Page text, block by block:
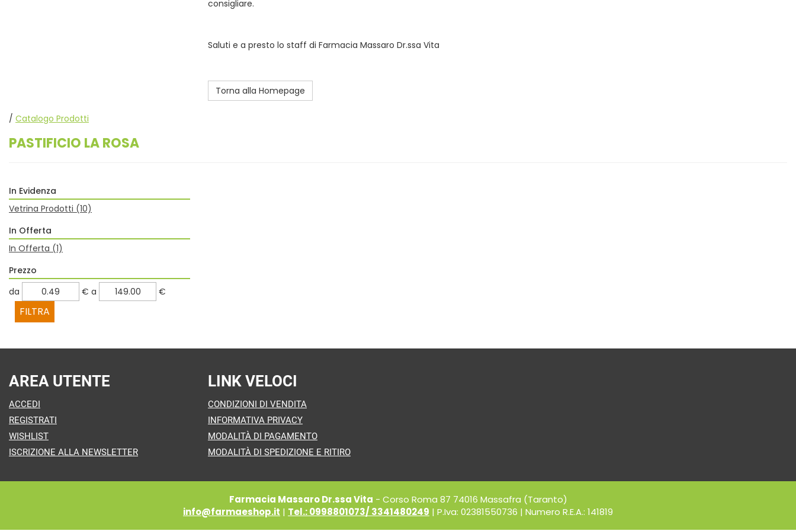
consigliare.
Saluti e a presto lo staff di Farmacia Massaro Dr.ssa Vita
Torna alla Homepage
/ Catalogo Prodotti
PASTIFICIO LA ROSA
In Evidenza
Vetrina Prodotti (10)
In Offerta
In Offerta (1)
Prezzo
filtra
da
da € filtra
a €
AREA UTENTE
ACCEDI
REGISTRATI
WISHLIST
ISCRIZIONE ALLA NEWSLETTER
LINK VELOCI
CONDIZIONI DI VENDITA
INFORMATIVA PRIVACY
MODALITÀ DI PAGAMENTO
MODALITÀ DI SPEDIZIONE E RITIRO
Farmacia Massaro Dr.ssa Vita - Corso Roma 87 74016 Massafra (Taranto)
info@farmaeshop.it | Tel.: 0998801073/ 3341480249 | P.Iva: 02381550736 | Numero R.E.A.: 141819